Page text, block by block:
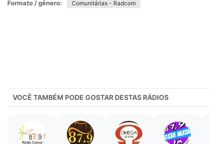
Formato / gênero: Comunitárias - Radcom
VOCÊ TAMBÉM PODE GOSTAR DESTAS RÁDIOS